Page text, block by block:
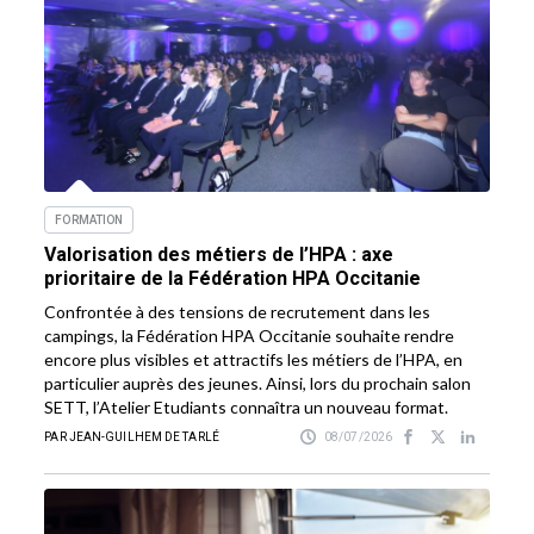
FORMATION
Valorisation des métiers de l’HPA : axe
prioritaire de la Fédération HPA Occitanie
Confrontée à des tensions de recrutement dans les
campings, la Fédération HPA Occitanie souhaite rendre
encore plus visibles et attractifs les métiers de l’HPA, en
particulier auprès des jeunes. Ainsi, lors du prochain salon
SETT, l’Atelier Etudiants connaîtra un nouveau format.
PAR JEAN-GUILHEM DE TARLÉ 08/07/2026